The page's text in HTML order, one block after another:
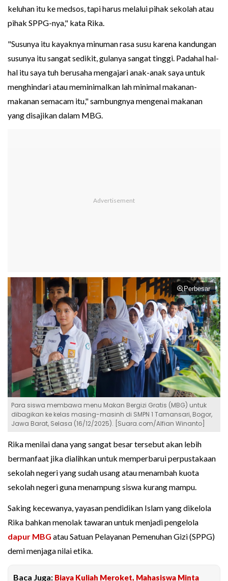
keluhan itu ke medsos, tapi harus melalui pihak sekolah atau
pihak SPPG-nya," kata Rika.
"Susunya itu kayaknya minuman rasa susu karena kandungan
susunya itu sangat sedikit, gulanya sangat tinggi. Padahal hal-
hal itu saya tuh berusaha mengajari anak-anak saya untuk
menghindari atau meminimalkan lah minimal makanan-
makanan semacam itu," sambungnya mengenai makanan
yang disajikan dalam MBG.
Perbesar
Para siswa membawa menu Makan Bergizi Gratis (MBG) untuk
dibagikan ke kelas masing-masinh di SMPN 1 Tamansari, Bogor,
Jawa Barat, Selasa (16/12/2025). [Suara.com/Alfian Winanto]
Rika menilai dana yang sangat besar tersebut akan lebih
bermanfaat jika dialihkan untuk memperbarui perpustakaan
sekolah negeri yang sudah usang atau menambah kuota
sekolah negeri guna menampung siswa kurang mampu.
Saking kecewanya, yayasan pendidikan Islam yang dikelola
Rika bahkan menolak tawaran untuk menjadi pengelola
dapur MBG atau Satuan Pelayanan Pemenuhan Gizi (SPPG)
demi menjaga nilai etika.
Baca Juga: Biaya Kuliah Meroket, Mahasiswa Minta